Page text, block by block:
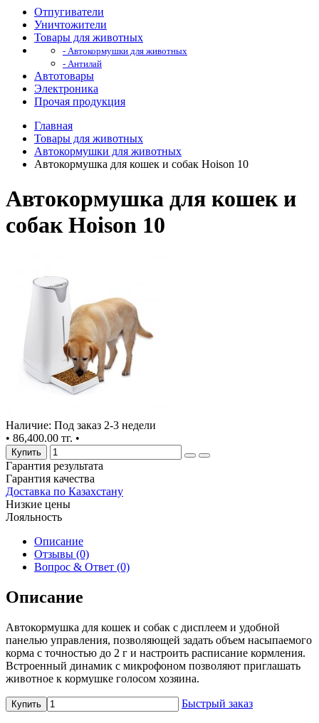
Отпугиватели
Уничтожители
Товары для животных
- Автокормушки для животных
- Антилай
Автотовары
Электроника
Прочая продукция
Главная
Товары для животных
Автокормушки для животных
Автокормушка для кошек и собак Hoison 10
Автокормушка для кошек и
собак Hoison 10
Наличие: Под заказ 2-3 недели
• 86,400.00 тг. •
Купить
Гарантия результата
Гарантия качества
Доставка по Казахстану
Низкие цены
Лояльность
Описание
Отзывы (0)
Вопрос & Ответ (0)
Описание
Автокормушка для кошек и собак с дисплеем и удобной
панелью управления, позволяющей задать объем насыпаемого
корма с точностью до 2 г и настроить расписание кормления.
Встроенный динамик с микрофоном позволяют приглашать
животное к кормушке голосом хозяина.
Купить Быстрый заказ